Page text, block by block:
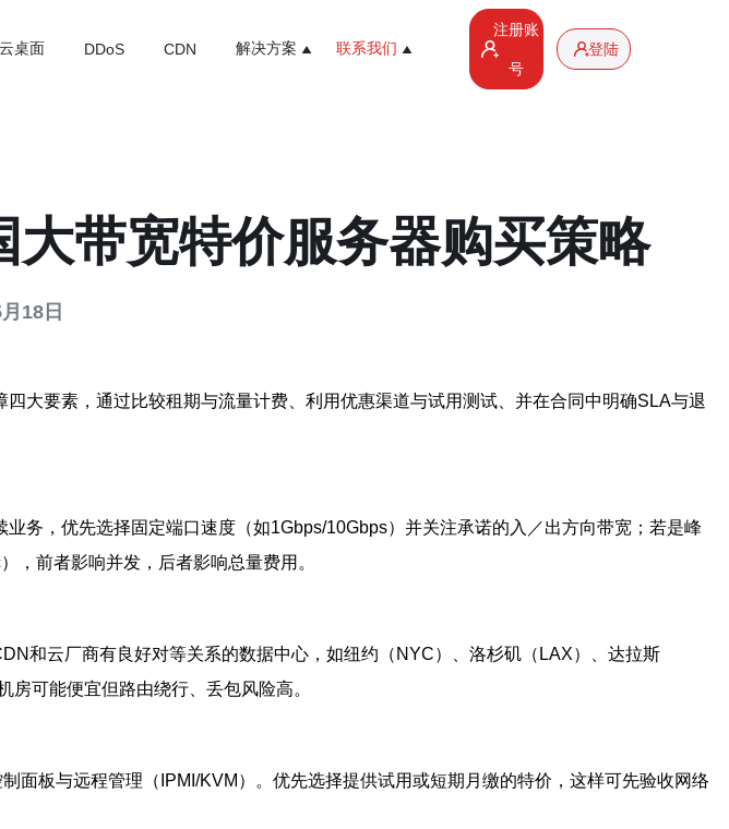
云桌面 DDoS CDN 解决方案 联系我们
注册账
号
登陆
带宽特价服务器购买策略
18日
大要素，通过比较租期与流量计费、利用优惠渠道与试用测试、并在合同中明确SLA与退
务，优先选择固定端口速度（如1Gbps/10Gbps）并关注承诺的入／出方向带宽；若是峰
，前者影响并发，后者影响总量费用。
和云厂商有良好对等关系的数据中心，如纽约（NYC）、洛杉矶（LAX）、达拉斯
房可能便宜但路由绕行、丢包风险高。
板与远程管理（IPMI/KVM）。优先选择提供试用或短期月缴的特价，这样可先验收网络